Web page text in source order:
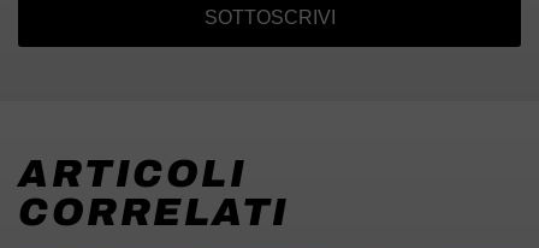
SOTTOSCRIVI
ARTICOLI
CORRELATI